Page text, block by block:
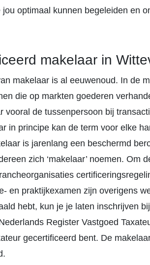
jou optimaal kunnen begeleiden en
makelaar in
makelaar is al eeuwenoud. In de
die op markten goederen
vooral de tussenpersoon bij
in principe kan de term voor elke
is jarenlang een beschermd
zich ‘makelaar’ noemen. Om
en praktijkexamen zijn overigens
hebt, kun je je laten inschrijven
Register Vastgoed
gecertificeerd bent. De